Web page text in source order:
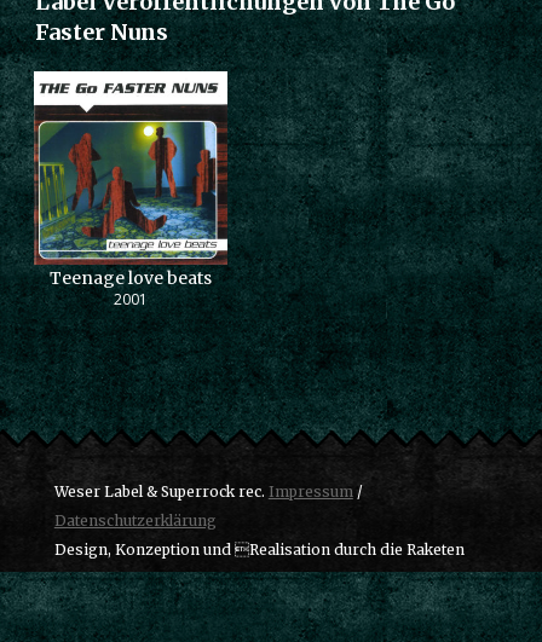
Faster Nuns
Teenage love beats
2001
Weser Label & Superrock rec. Impressum/
Datenschutzerklärung
Design, Konzeption und Realisation durch die Raketen